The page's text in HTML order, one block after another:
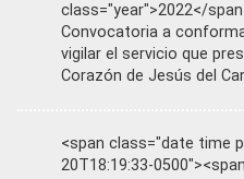
class="year">2022</
Convocatoria a
vigilar el servicio que
Corazón de Jesús del
<span class="date time
20T18:19:33-